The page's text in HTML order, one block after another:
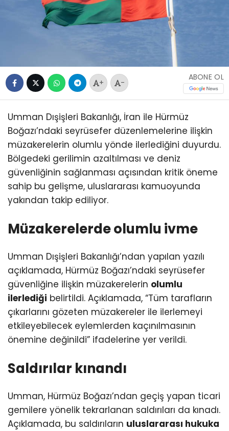
+ -
ABONE OL
Umman Dışişleri Bakanlığı, İran ile Hürmüz
Boğazı’ndaki seyrüsefer düzenlemelerine ilişkin
müzakerelerin olumlu yönde ilerlediğini duyurdu.
Bölgedeki gerilimin azaltılması ve deniz
güvenliğinin sağlanması açısından kritik öneme
sahip bu gelişme, uluslararası kamuoyunda
yakından takip ediliyor.
Müzakerelerde olumlu ivme
Umman Dışişleri Bakanlığı’ndan yapılan yazılı
açıklamada, Hürmüz Boğazı’ndaki seyrüsefer
güvenliğine ilişkin müzakerelerin olumlu
ilerlediği belirtildi. Açıklamada, “Tüm tarafların
çıkarlarını gözeten müzakereler ile ilerlemeyi
etkileyebilecek eylemlerden kaçınılmasının
önemine değinildi” ifadelerine yer verildi.
Saldırılar kınandı
Umman, Hürmüz Boğazı’ndan geçiş yapan ticari
gemilere yönelik tekrarlanan saldırıları da kınadı.
Açıklamada, bu saldırıların uluslararası hukuka